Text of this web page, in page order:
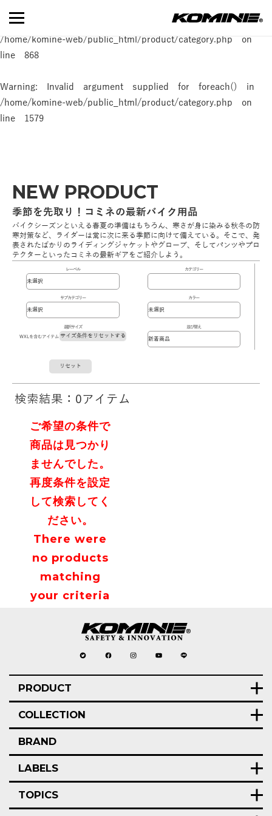
Warning
: Invalid argument supplied for foreach() in
/home/komine-web/public_html/product/category.php on
line 868
Warning: Invalid argument supplied for foreach() in
/home/komine-web/public_html/product/category.php on
line 1579
NEW PRODUCT
季節を先取り！コミネの最新バイク用品
バイクシーズンといえる春夏の準備はもちろん、寒さが身に染みる秋冬の防
寒対策など、ライダーは常に次に来る季節に向けて備えている。そこで、発
表されたばかりのライディングジャケットやグローブ、そしてパンツやプロ
テクターといったコミネの最新ギアをご紹介しよう。
レーベル カテゴリー
サブカテゴリー カラー
選択サイズ
WXLを含むアイテム サイズ条件をリセットする
並び替え
リセット
検索結果：0アイテム
ご希望の条件で
商品は見つかり
ませんでした。
再度条件を設定
して検索してく
ださい。
There were
no products
matching
your criteria
PRODUCT
COLLECTION
BRAND
LABELS
TOPICS